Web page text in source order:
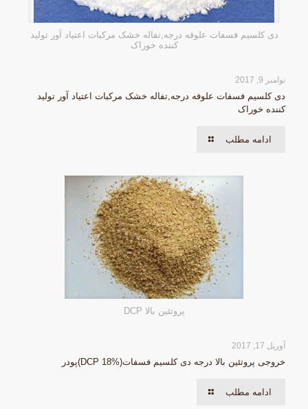
دی کلسیم فسفات علوفه درجه,تفاله خشک مرکبات اعتیاد آور تولید
کننده خوراک
نوامبر 9, 2017
دی کلسیم فسفات علوفه درجه,تفاله خشک مرکبات اعتیاد آور تولید
کننده خوراک
ادامه مطلب
پروتئین بالا DCP
آوریل 17, 2017
خروجی پروتئین بالا درجه دی کلسیم فسفات(DCP 18%)پودر
ادامه مطلب